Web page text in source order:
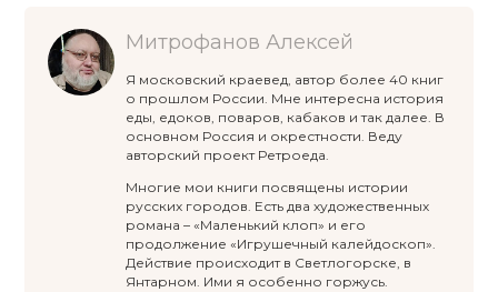
Митрофанов Алексей
Я московский краевед, автор более 40 книг
о прошлом России. Мне интересна история
еды, едоков, поваров, кабаков и так далее. В
основном Россия и окрестности. Веду
авторский проект Ретроеда.
Многие мои книги посвящены истории
русских городов. Есть два художественных
романа – «Маленький клоп» и его
продолжение «Игрушечный калейдоскоп».
Действие происходит в Светлогорске, в
Янтарном. Ими я особенно горжусь.